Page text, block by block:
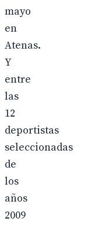
mayo
en
Atenas.
Y
entre
las
12
deportistas
seleccionadas
de
los
años
2009